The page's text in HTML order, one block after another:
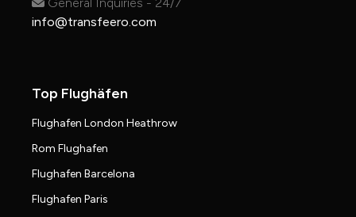
info@transfeero.com
Top Flughäfen
Flughafen London Heathrow
Rom Flughafen
Flughafen Barcelona
Flughafen Paris